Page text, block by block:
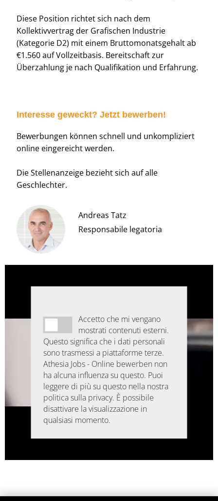
Diese Position richtet sich nach dem
Kollektivvertrag der Grafischen Industrie
(Kategorie D2) mit einem Bruttomonatsgehalt ab
€1.560 auf Vollzeitbasis. Bereitschaft zur
Überzahlung je nach Qualifikation und Erfahrung.
Interesse geweckt? Jetzt bewerben!
Bewerbungen können schnell und unkompliziert
online eingereicht werden.
Die Stellenanzeige bezieht sich auf alle
Geschlechter.
Andreas Tatz
Responsabile legatoria
Accetto che mi vengano
mostrati contenuti esterni.
Questo significa che i dati personali
sono trasmessi a piattaforme terze.
Athesia Jobs - Online bewerben non
ha alcuna influenza su questo. Puoi
leggere di più su questo nella nostra
politica sulla privacy. È possibile
disattivare la visualizzazione in
qualsiasi momento.